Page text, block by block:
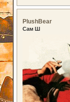
PlushBear
Сам Ш